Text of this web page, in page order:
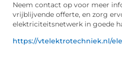
Neem contact op voor meer
vrijblijvende offerte, en zorg
elektriciteitsnetwerk in goede
https://vtelektrotechniek.nl/